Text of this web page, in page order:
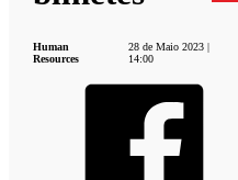
Human
Resources
28 de Maio 2023 |
14:00